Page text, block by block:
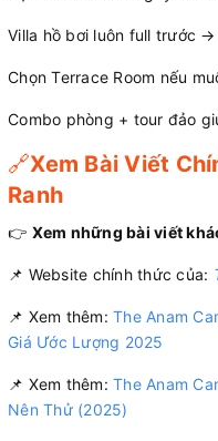
Villa hồ bơi luôn full trước →
Chọn Terrace Room nếu
Combo phòng + tour đảo
🔗Xem Bài Viết
Ranh
👉 Xem những bài viết
📌 Website chính thức của:
📌 Xem thêm: The Anam
Giá Ước Lượng 2025
📌 Xem thêm: The Anam
Nên Thử (2025)